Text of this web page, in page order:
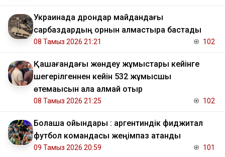
Украинада дрондар майдандағы
сарбаздардың орнын алмастыра бастады
08 Тамыз 2026 21:21 102
Қашағандағы жөндеу жұмыстары кейінге
шегерілгеннен кейін 532 жұмысшы
өтемақысын ала алмай отыр
08 Тамыз 2026 21:25 102
Болашақ ойындары : аргентиндік фиджитал
футбол командасы жеңімпаз атанды
09 Тамыз 2026 20:59 101